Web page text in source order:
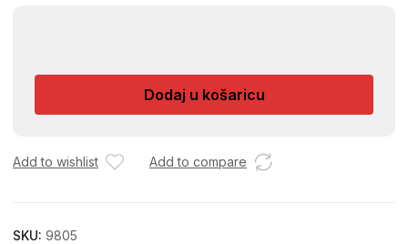
I
količina
Dodaj u košaricu
Add to wishlist Add to compare
SKU: 9805